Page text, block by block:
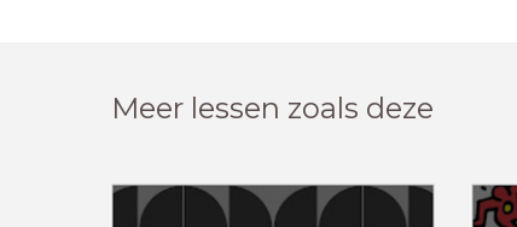
Meer lessen zoals deze